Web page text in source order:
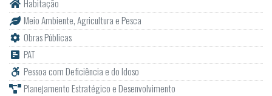
Habitação
Meio Ambiente, Agricultura e Pesca
Obras Públicas
PAT
Pessoa com Deficiência e do Idoso
Planejamento Estratégico e Desenvolvimento